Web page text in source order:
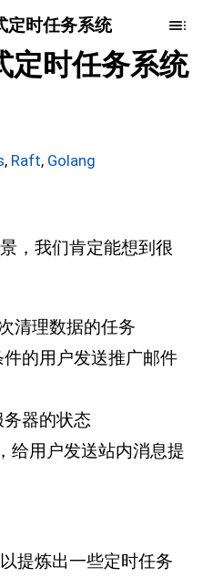
定时任务系统
定时任务系统
, Raft, Golang
，我们肯定能想到很
清理数据的任务
的用户发送推广邮件
器的状态
给用户发送站内消息提
提炼出一些定时任务